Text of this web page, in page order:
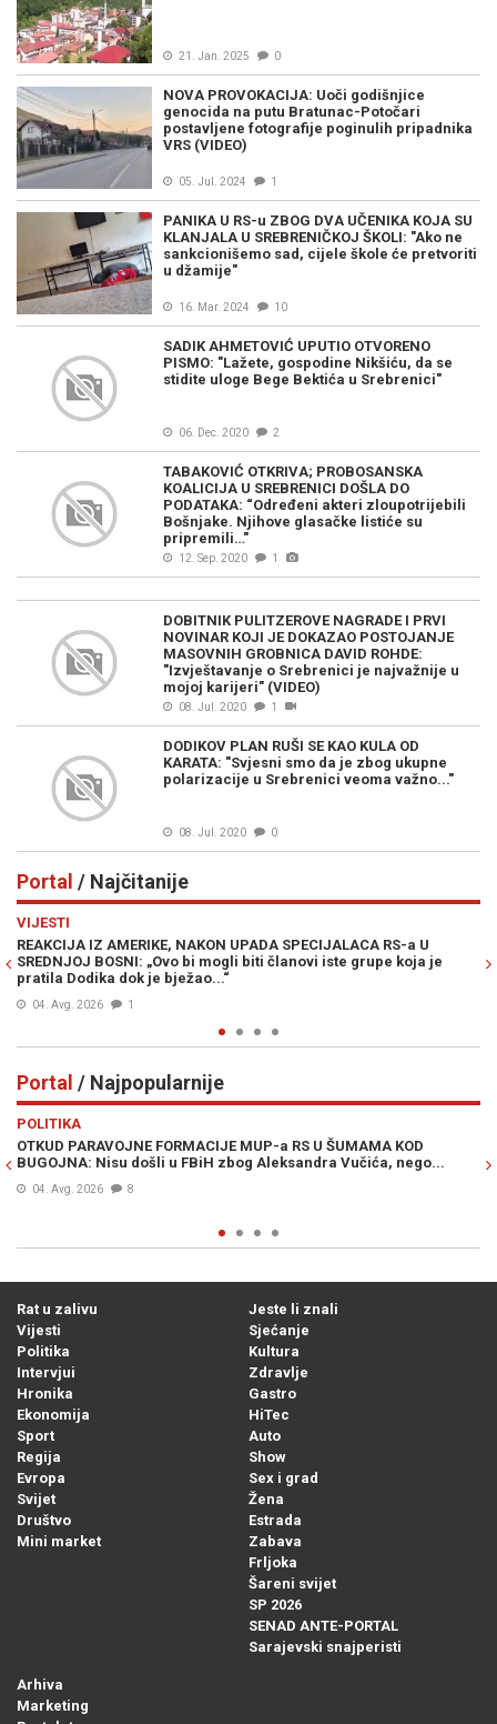
21. Jan. 2025 0
NOVA PROVOKACIJA: Uoči godišnjice
genocida na putu Bratunac-Potočari
postavljene fotografije poginulih pripadnika
VRS (VIDEO)
05. Jul. 2024 1
PANIKA U RS-u ZBOG DVA UČENIKA KOJA SU
KLANJALA U SREBRENIČKOJ ŠKOLI: "Ako ne
sankcionišemo sad, cijele škole će pretvoriti
u džamije"
16. Mar. 2024 10
SADIK AHMETOVIĆ UPUTIO OTVORENO
PISMO: "Lažete, gospodine Nikšiću, da se
stidite uloge Bege Bektića u Srebrenici"
06. Dec. 2020 2
TABAKOVIĆ OTKRIVA; PROBOSANSKA
KOALICIJA U SREBRENICI DOŠLA DO
PODATAKA: “Određeni akteri zloupotrijebili
Bošnjake. Njihove glasačke listiće su
pripremili…"
12. Sep. 2020 1
DOBITNIK PULITZEROVE NAGRADE I PRVI
NOVINAR KOJI JE DOKAZAO POSTOJANJE
MASOVNIH GROBNICA DAVID ROHDE:
"Izvještavanje o Srebrenici je najvažnije u
mojoj karijeri" (VIDEO)
08. Jul. 2020 1
DODIKOV PLAN RUŠI SE KAO KULA OD
KARATA: "Svjesni smo da je zbog ukupne
polarizacije u Srebrenici veoma važno..."
08. Jul. 2020 0
Portal / Najčitanije
VIJESTI
REAKCIJA IZ AMERIKE, NAKON UPADA SPECIJALACA RS-a U
SREDNJOJ BOSNI: „Ovo bi mogli biti članovi iste grupe koja je
pratila Dodika dok je bježao...“
04. Avg. 2026 1
Portal / Najpopularnije
POLITIKA
OTKUD PARAVOJNE FORMACIJE MUP-a RS U ŠUMAMA KOD
BUGOJNA: Nisu došli u FBiH zbog Aleksandra Vučića, nego...
04. Avg. 2026 8
Rat u zalivu
Vijesti
Politika
Intervjui
Hronika
Ekonomija
Sport
Regija
Evropa
Svijet
Društvo
Mini market
Jeste li znali
Sjećanje
Kultura
Zdravlje
Gastro
HiTec
Auto
Show
Sex i grad
Žena
Estrada
Zabava
Frljoka
Šareni svijet
SP 2026
SENAD ANTE-PORTAL
Sarajevski snajperisti
Arhiva
Marketing